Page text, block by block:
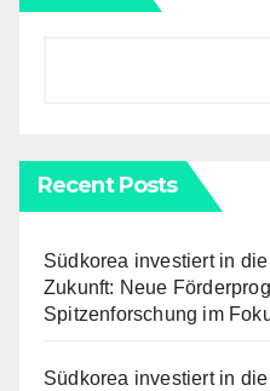
Recent Posts
Südkorea investiert in
Zukunft: Neue
Spitzenforschung im
Südkorea investiert in